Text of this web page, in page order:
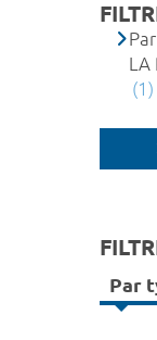
LA
(1)
Par